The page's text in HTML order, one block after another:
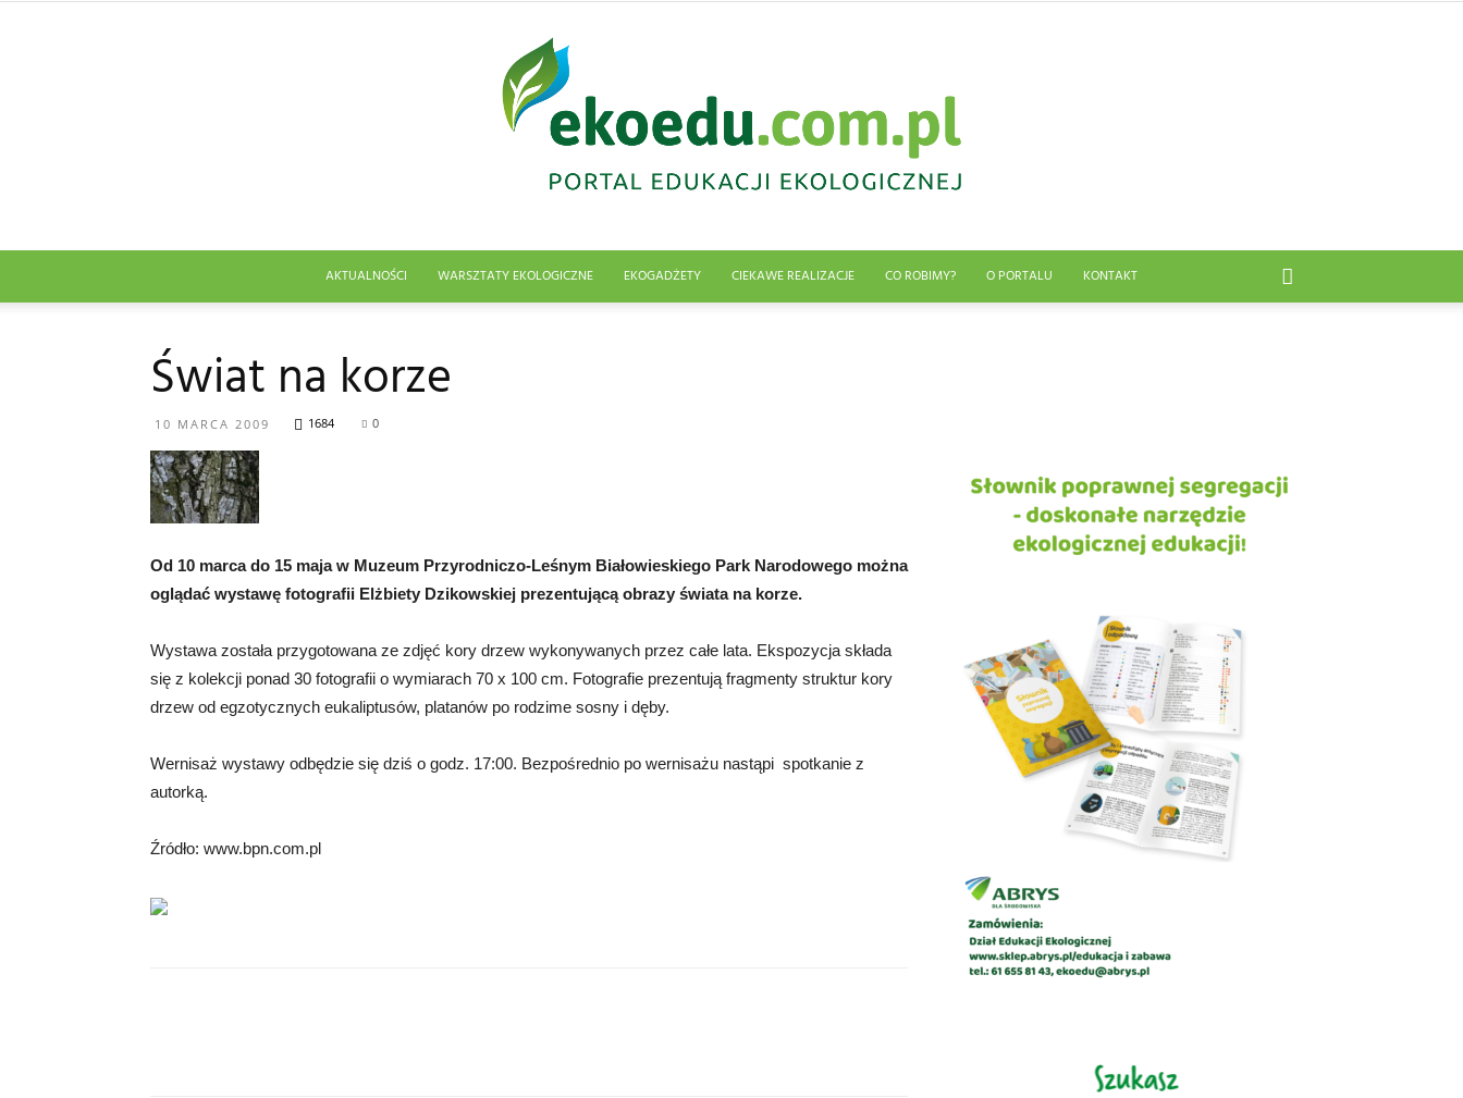
Abrys
AKTUALNOŚCI WARSZTATY EKOLOGICZNE EKOGADŻETY CIEKAWE REALIZACJE CO ROBIMY? O PORTALU KONTAKT
Świat na korze
10 MARCA 2009 1684 0
Od 10 marca do 15 maja w Muzeum Przyrodniczo-Leśnym Białowieskiego Park Narodowego można
oglądać wystawę fotografii Elżbiety Dzikowskiej prezentującą obrazy świata na korze.
Wystawa została przygotowana ze zdjęć kory drzew wykonywanych przez całe lata. Ekspozycja składa
się z kolekcji ponad 30 fotografii o wymiarach 70 x 100 cm. Fotografie prezentują fragmenty struktur kory
drzew od egzotycznych eukaliptusów, platanów po rodzime sosny i dęby.
Wernisaż wystawy odbędzie się dziś o godz. 17:00. Bezpośrednio po wernisażu nastąpi spotkanie z
autorką.
Źródło: www.bpn.com.pl